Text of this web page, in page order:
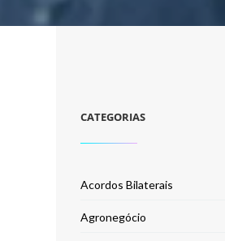
CATEGORIAS
Acordos Bilaterais
Agronegócio